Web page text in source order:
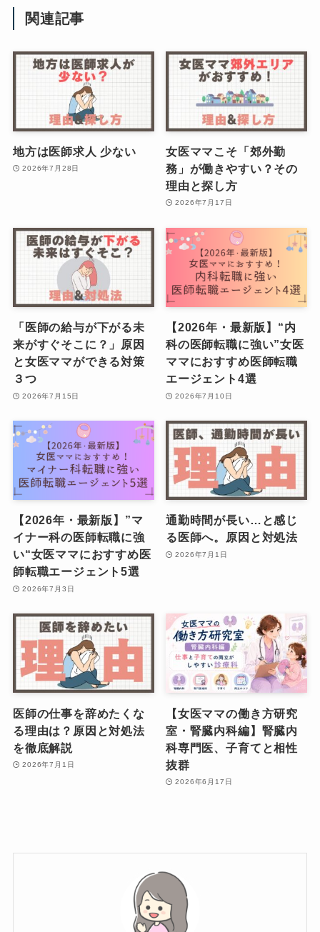
関連記事
地方は医師求人 少ない
2026年7月28日
女医ママこそ「郊外勤
務」が働きやすい？その
理由と探し方
2026年7月17日
「医師の給与が下がる未
来がすぐそこに？」原因
と女医ママができる対策
３つ
2026年7月15日
【2026年・最新版】“内
科の医師転職に強い”女医
ママにおすすめ医師転職
エージェント4選
2026年7月10日
【2026年・最新版】”マ
イナー科の医師転職に強
い“女医ママにおすすめ医
師転職エージェント5選
2026年7月3日
通勤時間が長い…と感じ
る医師へ。原因と対処法
2026年7月1日
医師の仕事を辞めたくな
る理由は？原因と対処法
を徹底解説
2026年7月1日
【女医ママの働き方研究
室・腎臓内科編】腎臓内
科専門医、子育てと相性
抜群
2026年6月17日